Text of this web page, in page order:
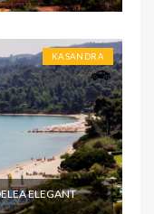
KASANDRA
ELEGANT